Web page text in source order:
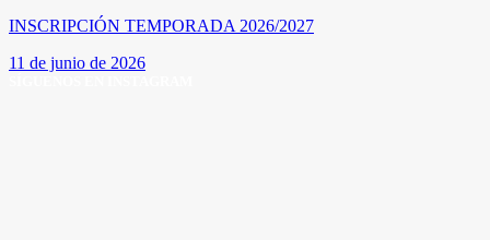
INSCRIPCIÓN TEMPORADA 2026/2027
11 de junio de 2026